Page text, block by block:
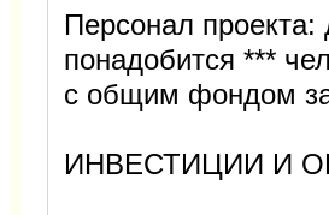
Персонал проекта:
понадобится ***
с общим фондом
ИНВЕСТИЦИИ И